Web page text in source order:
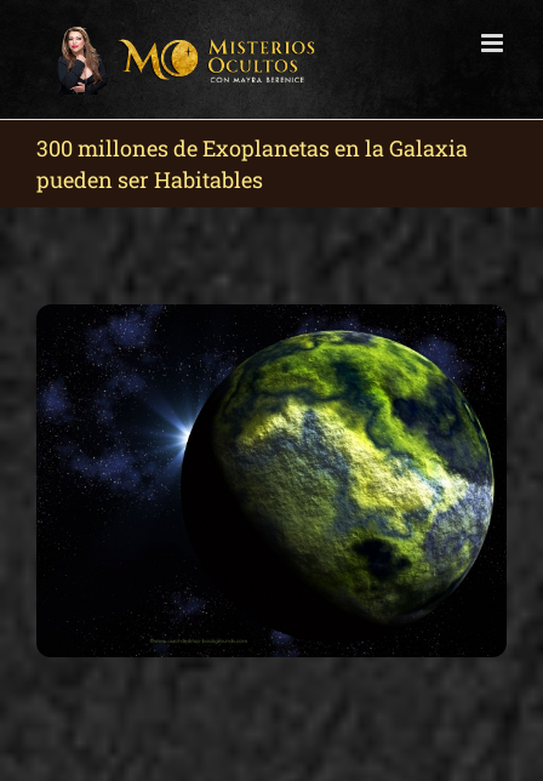
300 millones de Exoplanetas en la Galaxia
pueden ser Habitables